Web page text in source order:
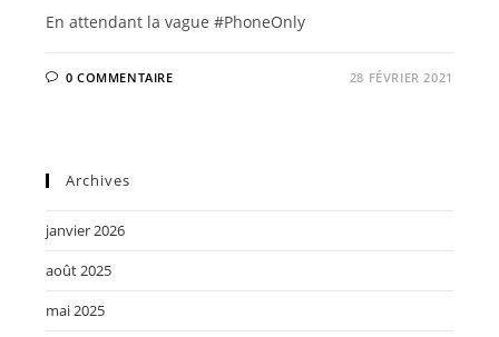
En attendant la vague #PhoneOnly
0 COMMENTAIRE 28 FÉVRIER 2021
Archives
janvier 2026
août 2025
mai 2025